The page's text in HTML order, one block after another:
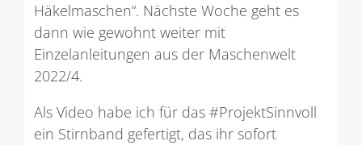
Häkelmaschen“. Nächste Woche geht es
dann wie gewohnt weiter mit
Einzelanleitungen aus der Maschenwelt
2022/4.
Als Video habe ich für das #ProjektSinnvoll
ein Stirnband gefertigt, das ihr sofort